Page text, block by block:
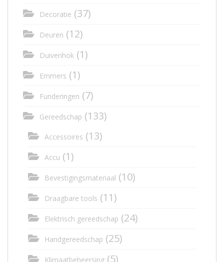
Decoratie (37)
Deuren (12)
Duivenhok (1)
Emmers (1)
Funderingen (7)
Gereedschap (133)
Accessoires (13)
Accu (1)
Bevestigingsmateriaal (10)
Draagbare tools (11)
Elektrisch gereedschap (24)
Handgereedschap (25)
Klimaatbeheersing (5)